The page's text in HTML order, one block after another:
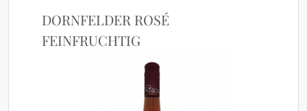
DORNFELDER ROSÉ
FEINFRUCHTIG